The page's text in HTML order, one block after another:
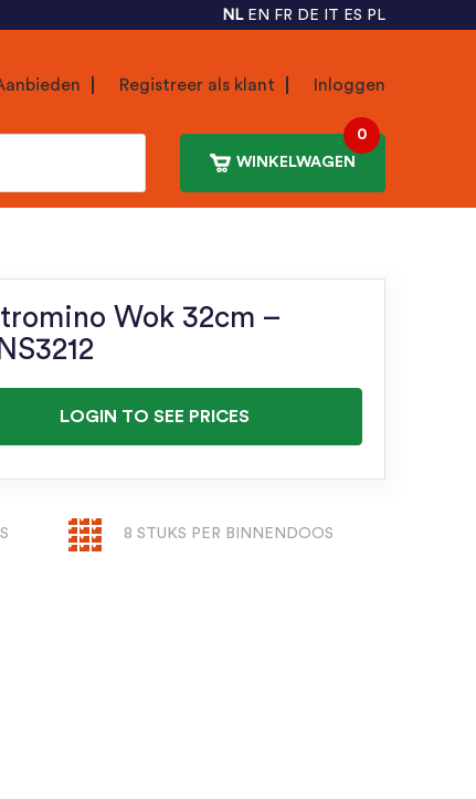
NL EN FR DE IT ES PL
Registreer als klant Inloggen
WINKELWAGEN
0
Wok 32cm –
LOGIN TO SEE PRICES
8 STUKS PER BINNENDOOS